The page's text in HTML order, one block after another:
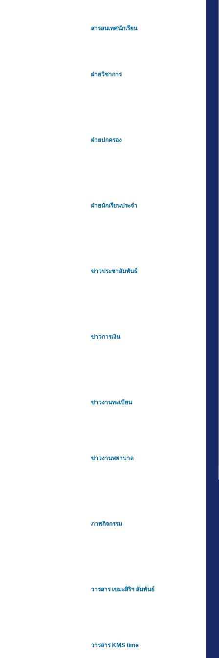
สารสนเทศนักเรียน
ฝ่ายวิชาการ
ฝ่ายปกครอง
ฝ่ายนักเรียนประจำ
ข่าวประชาสัมพันธ์
ข่าวการเงิน
ข่าวงานทะเบียน
ข่าวงานพยาบาล
ภาพกิจกรรม
วารสาร เขมะสิริฯ สัมพันธ์
วารสาร KMS time